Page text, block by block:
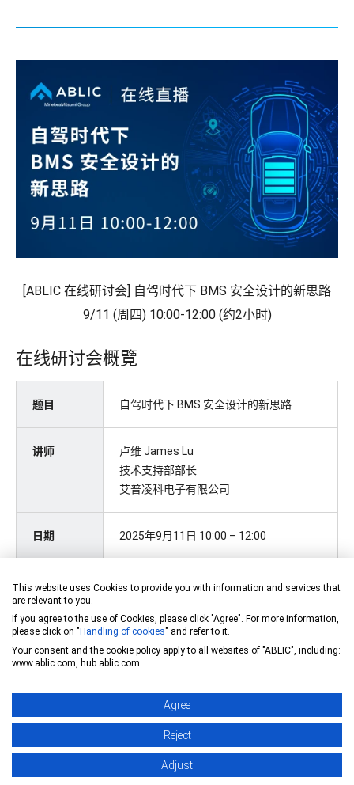
[ABLIC 在线研讨会] 自驾时代下 BMS 安全设计的新思路
9/11 (周四) 10:00-12:00 (约2小时)
在线研讨会概覽
题目 自驾时代下 BMS 安全设计的新思路
讲师
卢维 James Lu
技术支持部部长
艾普凌科电子有限公司
日期 2025年9月11日 10:00 – 12:00
参加方法 点击前往
参加费用 免费
直播内容
1. 自动驾驶时代下 BMS 的安全要求
2. 运行持续性设计的关键要点
This website uses Cookies to provide you with information and services that
are relevant to you.
If you agree to the use of Cookies, please click "Agree". For more information,
please click on "Handling of cookies" and refer to it.
Your consent and the cookie policy apply to all websites of "ABLIC", including:
www.ablic.com, hub.ablic.com.
Agree
Reject
Adjust